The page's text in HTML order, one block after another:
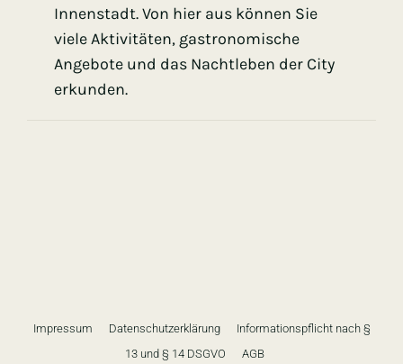
Innenstadt. Von hier aus können Sie
viele Aktivitäten, gastronomische
Angebote und das Nachtleben der City
erkunden.
Impressum Datenschutzerklärung
Informationspflicht nach §
13 und § 14 DSGVO
AGB